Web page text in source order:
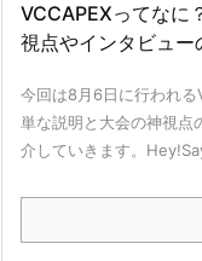
VCCAPEXってなに
視点やインタビュー
今回は8月6日に行われる
単な説明と大会の神視点
介していきます。